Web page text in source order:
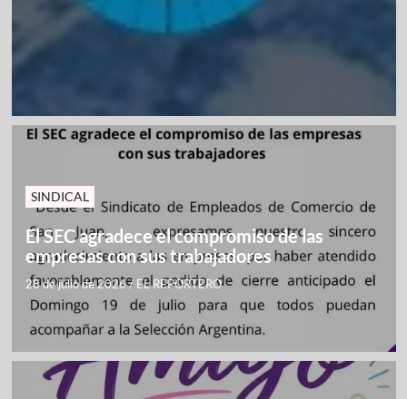
SINDICAL
El SEC agradece el compromiso de las
empresas con sus trabajadores
28 de julio de 2026/ EL REPORTERO